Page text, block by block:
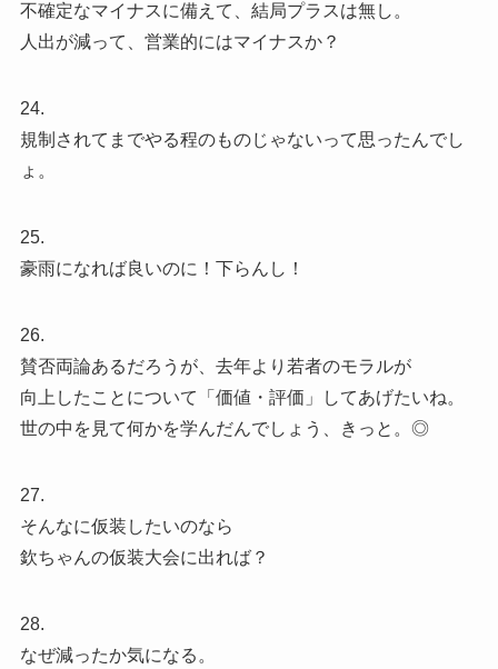
不確定なマイナスに備えて、結局プラスは無し。
人出が減って、営業的にはマイナスか？
24.
規制されてまでやる程のものじゃないって思ったんでし
ょ。
25.
豪雨になれば良いのに！下らんし！
26.
賛否両論あるだろうが、去年より若者のモラルが
向上したことについて「価値・評価」してあげたいね。
世の中を見て何かを学んだんでしょう、きっと。◎
27.
そんなに仮装したいのなら
欽ちゃんの仮装大会に出れば？
28.
なぜ減ったか気になる。